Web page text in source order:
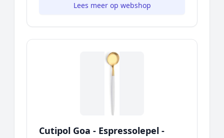
Lees meer op webshop
Cutipol Goa - Espressolepel -